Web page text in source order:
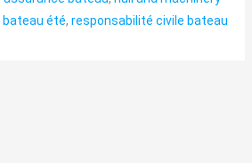
été, responsabilité civile bateau